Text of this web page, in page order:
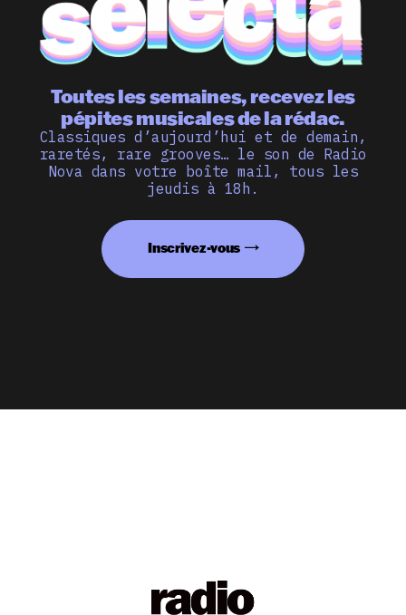
Toutes les semaines, recevez les
pépites musicales de la rédac.
Classiques d’aujourd’hui et de demain,
raretés, rare grooves… le son de Radio
Nova dans votre boîte mail, tous les
jeudis à 18h.
Inscrivez-vous